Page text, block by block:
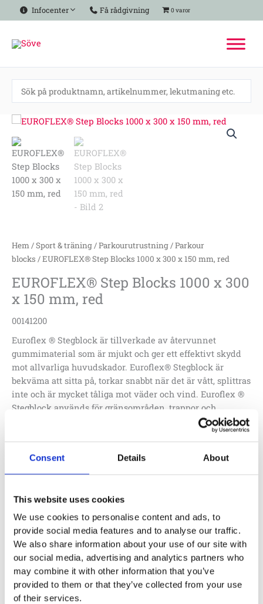
Consent Details About
This website uses cookies
We use cookies to personalise content and ads, to
provide social media features and to analyse our traffic.
We also share information about your use of our site with
our social media, advertising and analytics partners who
may combine it with other information that you’ve
provided to them or that they’ve collected from your use
of their services.
Hoppa
till
Infocenter Få rådgivning 0 varor
Hem/Sport & träning/Parkourutrustning/Parkour
blocks / EUROFLEX® Step Blocks 1000 x 300 x 150 mm, red
EUROFLEX® Step Blocks 1000 x 300
x 150 mm, red
00141200
Euroflex ® Stegblock är tillverkade av återvunnet
gummimaterial som är mjukt och ger ett effektivt skydd
mot allvarliga huvudskador. Euroflex® Stegblock är
bekväma att sitta på, torkar snabbt när det är vått, splittras
inte och är mycket tåliga mot väder och vind. Euroflex ®
Stegblock används för gränsområden, trappor och
inhägnader i alla tänkbara former. Tillämpningarna
spänner från rent estetiska designelement till funktionell
1 620:-
EUROFLEX®
Step
Blocks
1000
x
300
red
mängd
Specifikationer
Skötsel